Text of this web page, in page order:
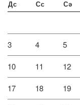
Дс Сс Сә
3 4 5
10 11 12
17 18 19